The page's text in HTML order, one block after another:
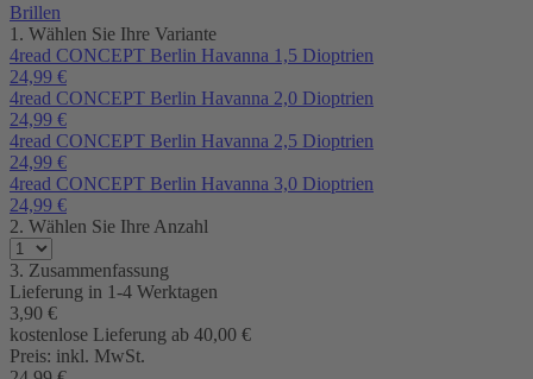
Brillen
1. Wählen Sie Ihre Variante
4read CONCEPT Berlin Havanna 1,5 Dioptrien
24,99 €
4read CONCEPT Berlin Havanna 2,0 Dioptrien
24,99 €
4read CONCEPT Berlin Havanna 2,5 Dioptrien
24,99 €
4read CONCEPT Berlin Havanna 3,0 Dioptrien
24,99 €
2. Wählen Sie Ihre Anzahl
3. Zusammenfassung
Lieferung in 1-4 Werktagen
3,90 €
kostenlose Lieferung ab 40,00 €
Preis: inkl. MwSt.